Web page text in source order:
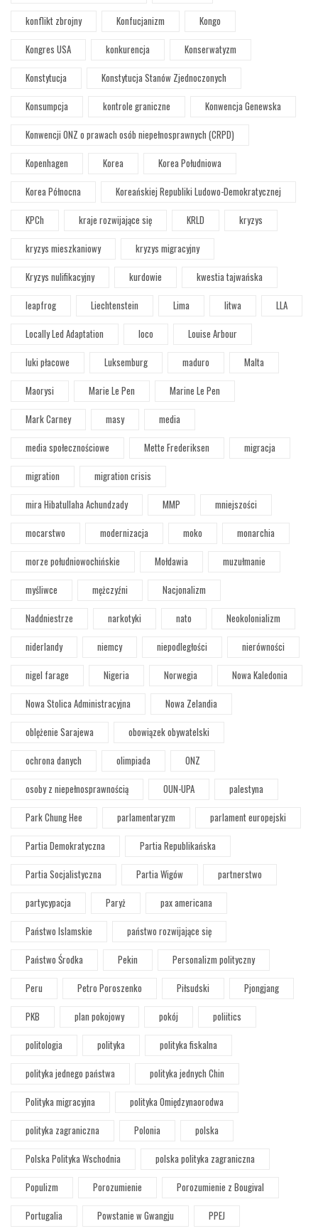
konflikt zbrojny
Konfucjanizm
Kongo
Kongres USA
konkurencja
Konserwatyzm
Konstytucja
Konstytucja Stanów Zjednoczonych
Konsumpcja
kontrole graniczne
Konwencja Genewska
Konwencji ONZ o prawach osób niepełnosprawnych (CRPD)
Kopenhagen
Korea
Korea Południowa
Korea Północna
Koreańskiej Republiki Ludowo-Demokratycznej
KPCh
kraje rozwijające się KRLD
kryzys
kryzys mieszkaniowy
kryzys migracyjny
Kryzys nulifikacyjny
kurdowie
kwestia tajwańska
leapfrog
Liechtenstein Lima litwa
LLA
Locally Led Adaptation
loco
Louise Arbour
luki płacowe
Luksemburg maduro
Malta
Maorysi
Marie Le Pen
Marine Le Pen
Mark Carney
masy
media
media społecznościowe
Mette Frederiksen
migracja
migration
migration crisis
mira Hibatullaha Achundzady
MMP
mniejszości
mocarstwo
modernizacja moko
monarchia
morze południowochińskie
Mołdawia
muzułmanie
myśliwce
mężczyźni
Nacjonalizm
Naddniestrze
narkotyki nato
Neokolonializm
niderlandy
niemcy niepodległości
nierówności
nigel farage
Nigeria Norwegia
Nowa Kaledonia
Nowa Stolica Administracyjna
Nowa Zelandia
oblężenie Sarajewa
obowiązek obywatelski
ochrona danych
olimpiada
ONZ
osoby z niepełnosprawnością
OUN-UPA
palestyna
Park Chung Hee
parlamentaryzm
parlament europejski
Partia Demokratyczna
Partia Republikańska
Partia Socjalistyczna
Partia Wigów
partnerstwo
partycypacja
Paryż
pax americana
Państwo Islamskie
państwo rozwijające się
Państwo Środka
Pekin
Personalizm polityczny
Peru
Petro Poroszenko Piłsudski
Pjongjang
PKB
plan pokojowy pokój
poliitics
politologia
polityka
polityka fiskalna
polityka jednego państwa
polityka jednych Chin
Polityka migracyjna
polityka Omiędzynaorodwa
polityka zagraniczna
Polonia
polska
Polska Polityka Wschodnia
polska polityka zagraniczna
Populizm
Porozumienie
Porozumienie z Bougival
Portugalia
Powstanie w Gwangju PPEJ